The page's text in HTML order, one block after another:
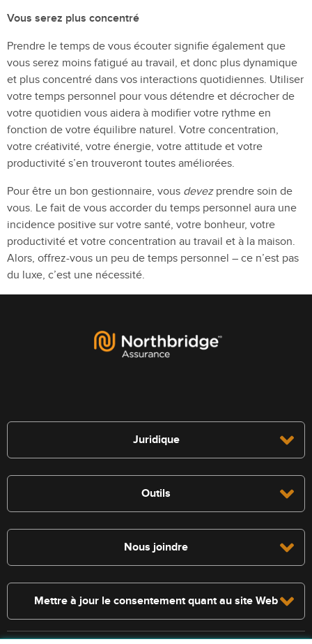
Vous serez plus concentré
Prendre le temps de vous écouter signifie également que
vous serez moins fatigué au travail, et donc plus dynamique
et plus concentré dans vos interactions quotidiennes. Utiliser
votre temps personnel pour vous détendre et décrocher de
votre quotidien vous aidera à modifier votre rythme en
fonction de votre équilibre naturel. Votre concentration,
votre créativité, votre énergie, votre attitude et votre
productivité s’en trouveront toutes améliorées.
Pour être un bon gestionnaire, vous devezprendre soin de
vous. Le fait de vous accorder du temps personnel aura une
incidence positive sur votre santé, votre bonheur, votre
productivité et votre concentration au travail et à la maison.
Alors, offrez-vous un peu de temps personnel – ce n’est pas
du luxe, c’est une nécessité.
Juridique
Outils
Nous joindre
Mettre à jour le consentement quant au site Web